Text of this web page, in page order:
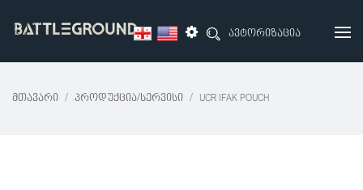
ავტორიზაცია
Მთავარი Პროდუქცია/სერვისი UCR IFAK POUCH